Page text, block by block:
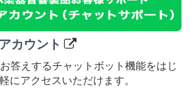
カウント
答えするチャットボット機能をはじ
にアクセスいただけます。